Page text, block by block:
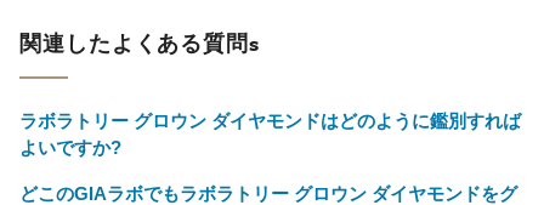
関連したよくある質問s
ラボラトリー グロウン ダイヤモンドはどのように鑑別すれば
よいですか?
どこのGIAラボでもラボラトリー グロウン ダイヤモンドをグ